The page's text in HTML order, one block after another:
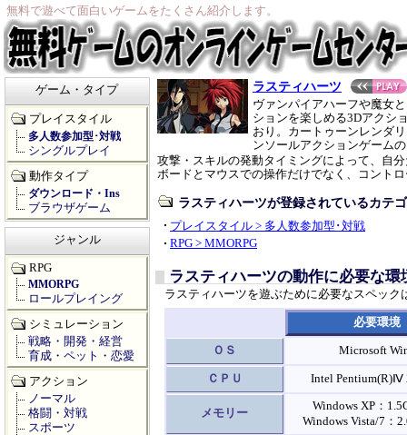
無料で遊べて面白いゲームをたくさん紹介します。
ラスティハーツ
ヴァンパイアハーフや魔女
ションを楽しめる3Dアクシ
おり。カートゥーンレンダ
ンソールアクションゲーム
攻撃・スキルの発動タイミングによって、自
ボードとマウスでの操作だけでなく、コント
ラスティハーツが登録されているカテ
プレイスタイル > 多人数参加型･対戦
RPG > MMORPG
ラスティハーツの動作に必要な環
ラスティハーツを遊ぶために必要なスペック
必要環境
ＯＳ Microsoft
ＣＰＵ Intel Pentium(R)Ⅳ
メモリー
Windows XP：
Windows Vista/7：
ゲーム・タイプ
プレイスタイル
多人数参加型･対戦
シングルプレイ
動作タイプ
ダウンロード・Ins
ブラウザゲーム
ジャンル
RPG
MMORPG
ロールプレイング
シミュレーション
戦略・開発・経営
育成・ペット・恋愛
アクション
ノーマル
格闘・対戦
スポーツ